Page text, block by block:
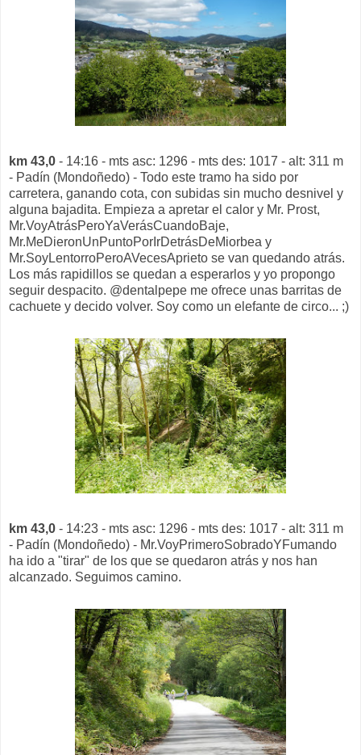
km 43,0 - 14:16 - mts asc: 1296 - mts des: 1017 - alt: 311 m
- Padín (Mondoñedo) - Todo este tramo ha sido por
carretera, ganando cota, con subidas sin mucho desnivel y
alguna bajadita. Empieza a apretar el calor y Mr. Prost,
Mr.VoyAtrásPeroYaVerásCuandoBaje,
Mr.MeDieronUnPuntoPorIrDetrásDeMiorbea y
Mr.SoyLentorroPeroAVecesAprieto se van quedando atrás.
Los más rapidillos se quedan a esperarlos y yo propongo
seguir despacito. @dentalpepe me ofrece unas barritas de
cachuete y decido volver. Soy como un elefante de circo... ;)
km 43,0 - 14:23 - mts asc: 1296 - mts des: 1017 - alt: 311 m
- Padín (Mondoñedo) - Mr.VoyPrimeroSobradoYFumando
ha ido a "tirar" de los que se quedaron atrás y nos han
alcanzado. Seguimos camino.